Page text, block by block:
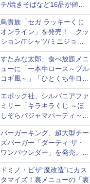
チ/焼きそばなど16品が値段
そのままでボリュームアップ
鳥貴族「セガ ラッキーくじ
オンライン」を発売！ クッ
ション/Tシャツ/ミニジョッ
キ/ステッカーなど全7賞
すたみな太郎、食べ放題メニ
ューに「一本牛ロース～プル
コギ風～」「ひとくち牛ロー
スステーキ」をお盆限定で追
加
エポック社、シルバニアファ
ミリー「キラキラくじ ～ほ
しぞらパジャマパーティ～」
を発売。人形/家具/建物など
バーガーキング、超大型チー
ズバーガー「ダーティ ザ・
ワンパウンダー」を発売。総
カロリー約1656kcal、総重量
約527g！
ドミノ・ピザ“魔改造”にカス
タマイズ！裏メニューの「裏